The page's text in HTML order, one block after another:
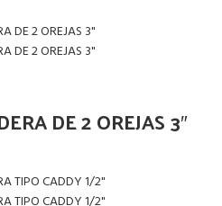
DE 2 OREJAS 3″